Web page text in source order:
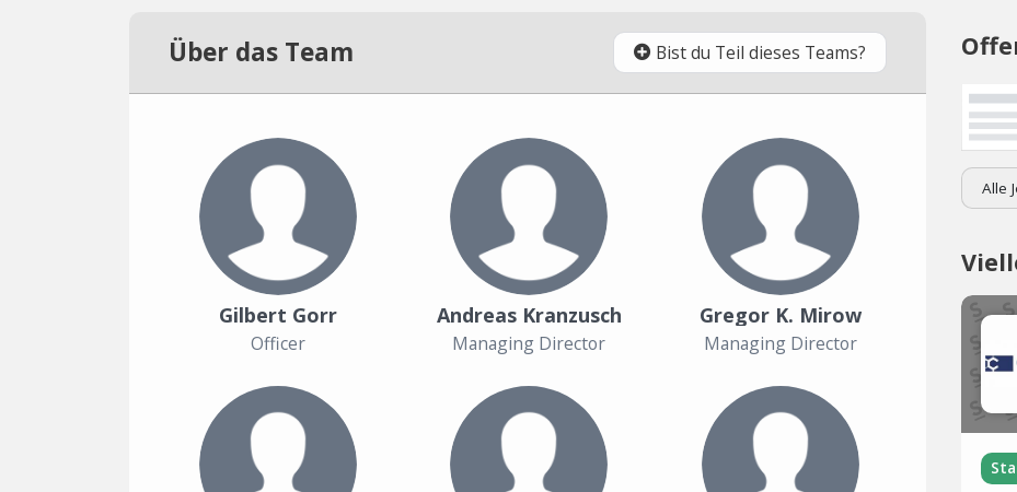
Über das Team Bist du Teil dieses Teams?
Gilbert Gorr
Officer
Andreas Kranzusch
Managing Director
Gregor K. Mirow
Managing Director
Alle